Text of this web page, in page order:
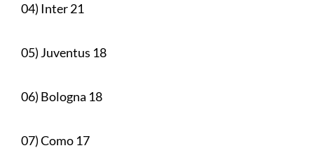
04) Inter 21
05) Juventus 18
06) Bologna 18
07) Como 17